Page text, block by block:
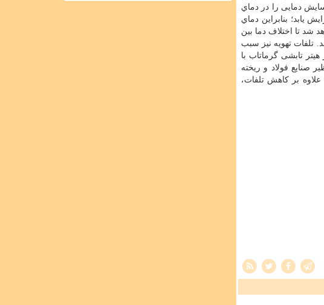
دمایی را در دماي
یابد؛ بنابراین دماي
شد تا اختلاف دما بین
تلفات تهویه نیز سبب
تابشی گرماتاب با
صنایع فولاد و ریخته
علاوه بر كاهش تلفات،